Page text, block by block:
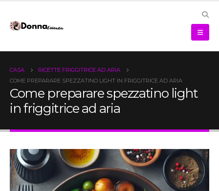
CASA
RICETTE FRIGGITRICE AD ARIA
COME PREPARARE SPEZZATINO LIGHT IN FRIGGITRICE AD ARIA
Come preparare spezzatino light
in friggitrice ad aria